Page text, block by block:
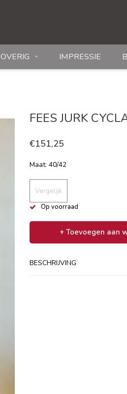
OVERIG IMPRESSIE
FEES JURK
€151,25
Maat: 40/42
Vergelijk
Op voorraad
+ Toevoegen aan
BESCHRIJVING